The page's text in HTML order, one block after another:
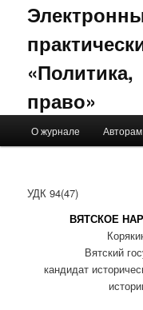
право»
Skip to primary content
Skip to secondary
О журнале Авторам
УДК 94(47)
ВЯТСКОЕ
Вятский
кандидат